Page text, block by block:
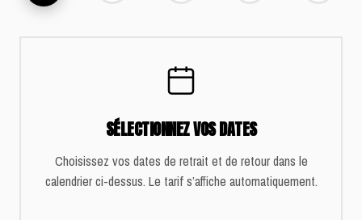
SÉLECTIONNEZ VOS DATES
Choisissez vos dates de retrait et de retour dans le
calendrier ci-dessus. Le tarif s’affiche automatiquement.